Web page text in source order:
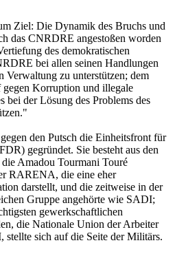
Ziel: Die Dynamik des Bruchs und
das CNRDRE angestoßen worden
des demokratischen
bei allen seinen Handlungen
Verwaltung zu unterstützen; dem
Korruption und illegale
bei der Lösung des Problems des
den Putsch die Einheitsfront für
gegründet. Sie besteht aus den
Amadou Tourmani Touré
RARENA, die eine eher
darstellt, und die zeitweise in der
Gruppe angehörte wie SADI;
gewerkschaftlichen
die Nationale Union der Arbeiter
sich auf die Seite der Militärs.